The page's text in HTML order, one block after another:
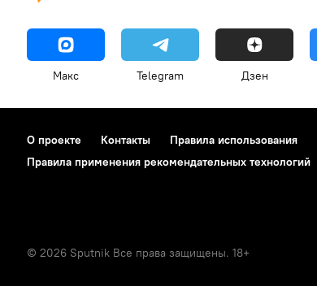
Макс Telegram Дзен
О проекте Контакты Правила использования
Правила применения рекомендательных технологий
© 2026 Sputnik Все права защищены. 18+